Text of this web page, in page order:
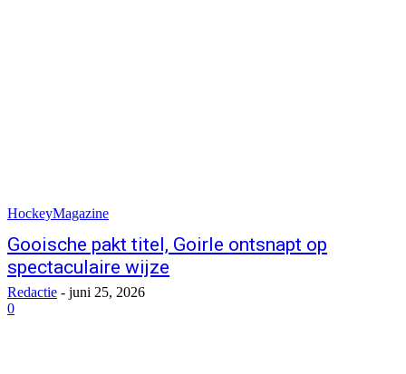
HockeyMagazine
Gooische pakt titel, Goirle ontsnapt op
spectaculaire wijze
Redactie - juni 25, 2026
0